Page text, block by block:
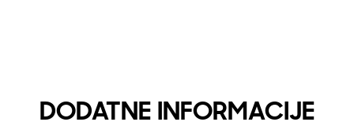
DODATNE INFORMACIJE